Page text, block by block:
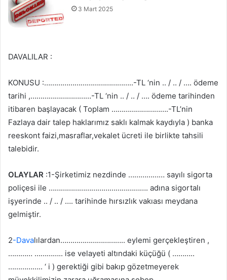
3 Mart 2025
DAVALILAR :
KONUSU :……………………………………..-TL ‘nin .. / .. / …. ödeme
tarihi ,…………………………-TL ‘nin .. / .. / …. ödeme tarihinden
itibaren başlayacak ( Toplam ……………………….-TL’nin
Fazlaya dair talep haklarımız saklı kalmak kaydıyla ) banka
reeskont faizi,masraflar,vekalet ücreti ile birlikte tahsili
talebidir.
OLAYLAR :1-Şirketimiz nezdinde ……………… sayılı sigorta
poliçesi ile …………………………………………. adına sigortalı
işyerinde .. / .. / …. tarihinde hırsızlık vakıası meydana
gelmiştir.
2-Davalılardan………………………….. eylemi gerçekleştiren ,
………… ………….. ise velayeti altındaki küçüğü ( ………..
…………….. ‘ i ) gerektiği gibi bakıp gözetmeyerek